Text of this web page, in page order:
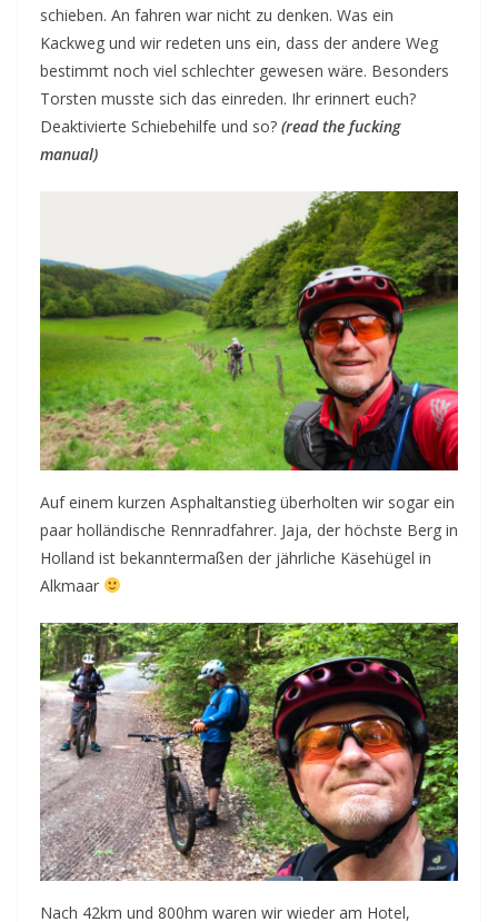
schieben. An fahren war nicht zu denken. Was ein
Kackweg und wir redeten uns ein, dass der andere Weg
bestimmt noch viel schlechter gewesen wäre. Besonders
Torsten musste sich das einreden. Ihr erinnert euch?
Deaktivierte Schiebehilfe und so? (read the fucking
manual)
Auf einem kurzen Asphaltanstieg überholten wir sogar ein
paar holländische Rennradfahrer. Jaja, der höchste Berg in
Holland ist bekanntermaßen der jährliche Käsehügel in
Alkmaar
Nach 42km und 800hm waren wir wieder am Hotel,